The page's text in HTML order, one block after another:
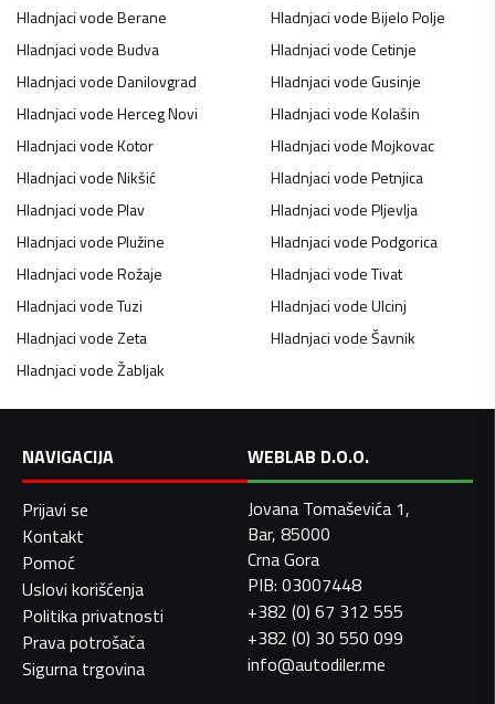
Hladnjaci vodeBerane Hladnjaci vodeBijelo Polje
Hladnjaci vodeBudva Hladnjaci vodeCetinje
Hladnjaci vodeDanilovgrad Hladnjaci vodeGusinje
Hladnjaci vodeHerceg Novi Hladnjaci vodeKolašin
Hladnjaci vodeKotor Hladnjaci vodeMojkovac
Hladnjaci vodeNikšić Hladnjaci vodePetnjica
Hladnjaci vodePlav Hladnjaci vodePljevlja
Hladnjaci vodePlužine Hladnjaci vodePodgorica
Hladnjaci vodeRožaje Hladnjaci vodeTivat
Hladnjaci vodeTuzi Hladnjaci vodeUlcinj
Hladnjaci vodeZeta Hladnjaci vodeŠavnik
Hladnjaci vodeŽabljak
NAVIGACIJA
Prijavi se
Kontakt
Pomoć
Uslovi korišćenja
Politika privatnosti
Prava potrošača
Sigurna trgovina
WEBLAB D.O.O.
Jovana Tomaševića 1,
Bar, 85000
Crna Gora
PIB: 03007448
+382 (0) 67 312 555
+382 (0) 30 550 099
info@autodiler.me